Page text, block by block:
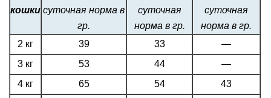
кошки суточная норма в
гр.
суточная
норма в гр.
суточная
норма в гр.
2 кг
39 33
—
3 кг
53 44
—
4 кг
65 54
43